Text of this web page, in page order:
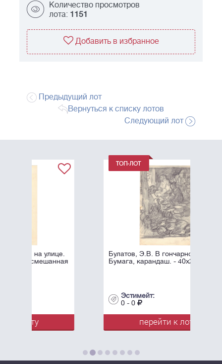
Количество просмотров
лота: 1151
Добавить в избранное
Предыдущий лот
Вернуться к списку лотов
Следующий лот
Булатов, Э.В. В гончарной. 1957.
Бумага, карандаш. - 40х29 см.
перейти к лоту